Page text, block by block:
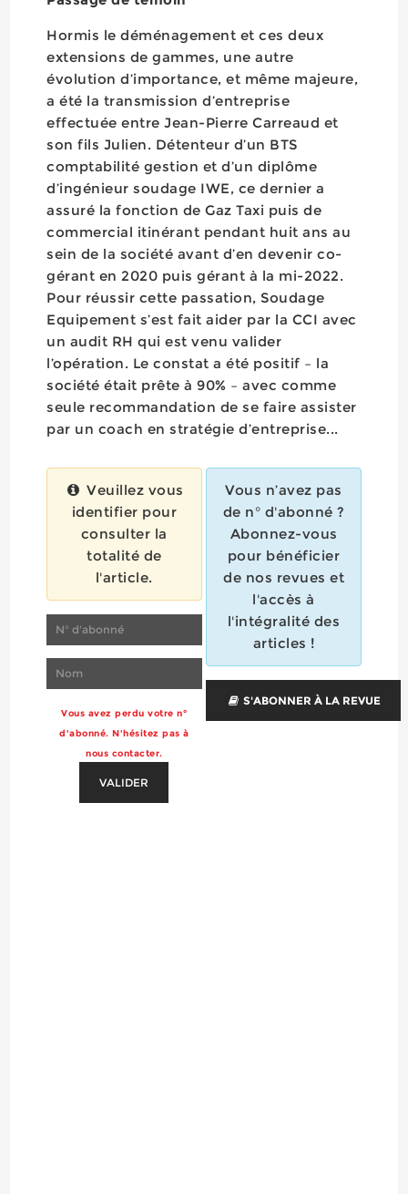
Hormis le déménagement et ces deux
extensions de gammes, une autre
évolution d’importance, et même majeure,
a été la transmission d’entreprise
effectuée entre Jean-Pierre Carreaud et
son fils Julien. Détenteur d’un BTS
comptabilité gestion et d’un diplôme
d’ingénieur soudage IWE, ce dernier a
assuré la fonction de Gaz Taxi puis de
commercial itinérant pendant huit ans au
sein de la société avant d’en devenir co-
gérant en 2020 puis gérant à la mi-2022.
Pour réussir cette passation, Soudage
Equipement s’est fait aider par la CCI avec
un audit RH qui est venu valider
l’opération. Le constat a été positif – la
société était prête à 90% – avec comme
seule recommandation de se faire assister
par un coach en stratégie d’entreprise...
Veuillez vous
identifier pour
consulter la
totalité de
l'article.
Vous avez perdu votre n°
d'abonné. N'hésitez pas à
nous contacter.
VALIDER
Vous n’avez pas
de n° d'abonné ?
Abonnez-vous
pour bénéficier
de nos revues et
l'accès à
l'intégralité des
articles !
S'ABONNER À LA REVUE